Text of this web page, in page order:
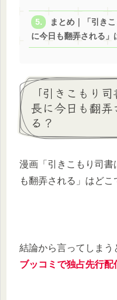
まとめ｜「引き
に今日も翻弄される」
「引きこもり
長に今日も翻
る？
漫画「引きこもり司書
も翻弄される」はどこ
結論から言ってしまう
ブッコミで独占先行配